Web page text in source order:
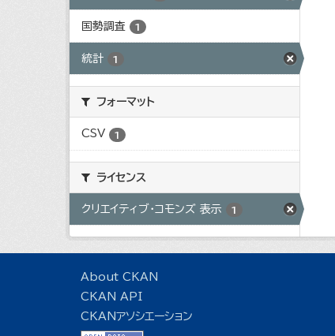
国勢調査 1
統計 1
フォーマット
CSV 1
ライセンス
クリエイティブ・コモンズ 表示 1
About CKAN
CKAN API
CKANアソシエーション